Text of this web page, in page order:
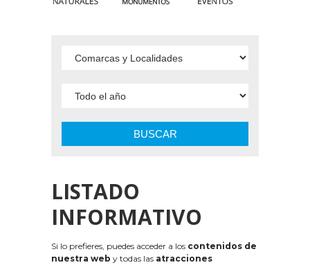
BUSCAR
LISTADO
INFORMATIVO
Si lo prefieres, puedes acceder a los contenidos de
nuestra web y todas las atracciones